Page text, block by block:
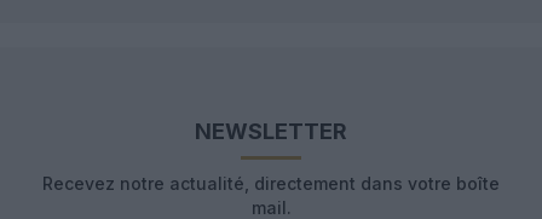
NEWSLETTER
Recevez notre actualité, directement dans votre boîte
mail.